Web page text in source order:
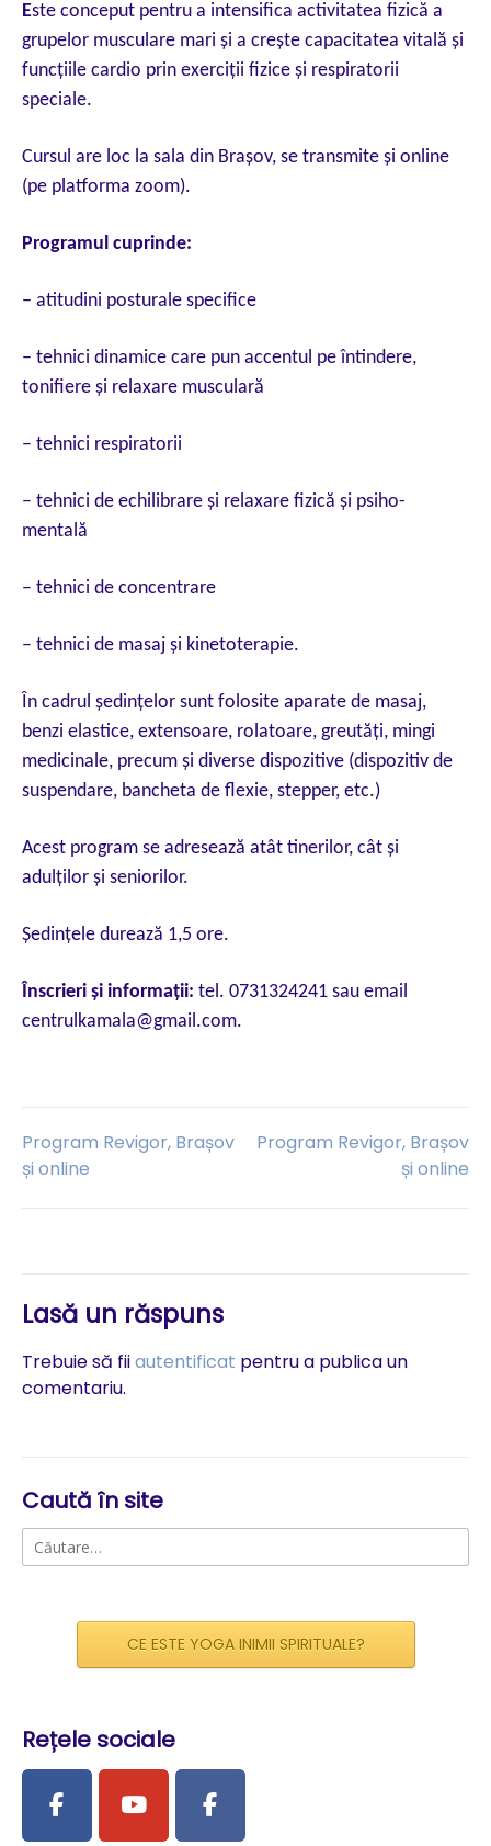
Este conceput pentru a intensifica activitatea fizică a
grupelor musculare mari şi a creşte capacitatea vitală şi
funcţiile cardio prin exerciţii fizice şi respiratorii
speciale.
Cursul are loc la sala din Brașov, se transmite și online
(pe platforma zoom).
Programul cuprinde:
– atitudini posturale specifice
– tehnici dinamice care pun accentul pe întindere,
tonifiere şi relaxare musculară
– tehnici respiratorii
– tehnici de echilibrare şi relaxare fizică şi psiho-
mentală
– tehnici de concentrare
– tehnici de masaj şi kinetoterapie.
În cadrul şedinţelor sunt folosite aparate de masaj,
benzi elastice, extensoare, rolatoare, greutăţi, mingi
medicinale, precum şi diverse dispozitive (dispozitiv de
suspendare, bancheta de flexie, stepper, etc.)
Acest program se adresează atât tinerilor, cât şi
adulţilor şi seniorilor.
Şedinţele durează 1,5 ore.
Înscrieri şi informaţii: tel. 0731324241 sau email
centrulkamala@gmail.com.
Navigare
Program Revigor, Brașov
și online
Program Revigor, Brașov
și online
Lasă un răspuns
Trebuie să fiiautentificat pentru a publica un
comentariu.
Caută în site
Caută
după:
CE ESTE YOGA INIMII SPIRITUALE?
Rețele sociale